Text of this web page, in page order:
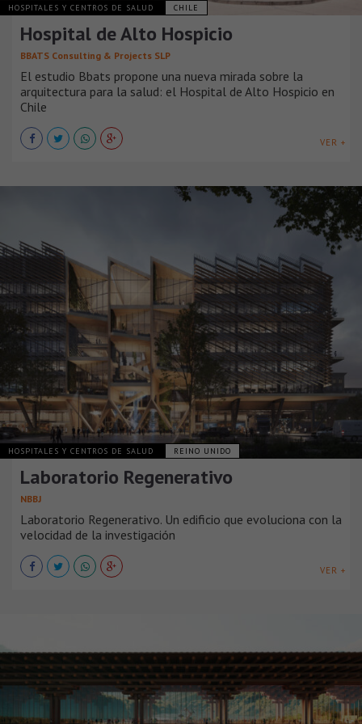
HOSPITALES Y CENTROS DE SALUD CHILE
Hospital de Alto Hospicio
BBATS Consulting & Projects SLP
El estudio Bbats propone una nueva mirada sobre la
arquitectura para la salud: el Hospital de Alto Hospicio en
Chile
VER +
HOSPITALES Y CENTROS DE SALUD REINO UNIDO
Laboratorio Regenerativo
NBBJ
Laboratorio Regenerativo. Un edificio que evoluciona con la
velocidad de la investigación
VER +